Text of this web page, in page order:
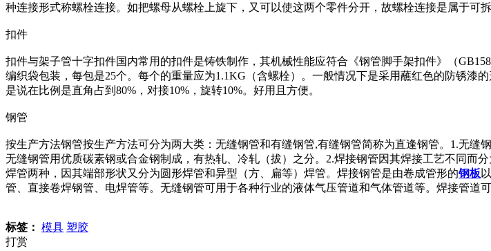
种连接形式称螺栓连接。如把螺母从螺栓上旋下，又可以使这两个零件分开，故螺栓连接是属于可拆
扣件
扣件与架子管十字扣件国内常用的扣件是铸铁制作，其机械性能应符合《钢管脚手架扣件》（
编织袋包装，每包是25个。每个的重量应为1.1KG（含螺栓）。一般情况下是采用蘸红色的防锈漆
是说在比例是直角占到80%，对接10%，旋转10%。好用且方便。
钢管
按生产方法钢管按生产方法可分为两大类：无缝钢管和有缝钢管,有缝钢管简称为直逢钢管。1.无缝
无缝钢管用优质碳素钢或合金钢制成，有热轧、冷轧（拔）之分。2.焊接钢管因其焊接工艺不同而
焊管两种，因其端部形状又分为圆形焊管和异型（方、扁等）焊管。焊接钢管是由卷成管形的钢板
管、直接卷焊钢管、电焊管等。无缝钢管可用于各种行业的液体气压管道和气体管道等。焊接管道
标签： 模具 塑胶
打赏